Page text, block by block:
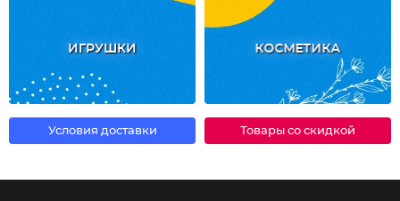
ИГРУШКИ КОСМЕТИКА
Условия доставки Товары со скидкой